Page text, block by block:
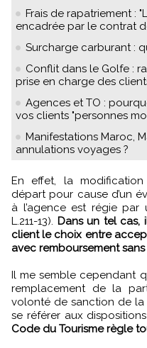
Frais de rapatriement :
encadrée par le contrat
Surcharge carburant :
Conflit dans le Golfe :
prise en charge des
Agences et TO :
vos clients "personnes
Manifestations Maroc,
annulations voyages ?
En effet, la modification d’un élément essentiel avant
départ pour cause d’un
à l’agence est régie
L.211-13). Dans un tel cas,
client le choix entre
avec remboursement sans
Il me semble cependant
remplacement de la
volonté de sanction de
se référer aux
Code du Tourisme règle